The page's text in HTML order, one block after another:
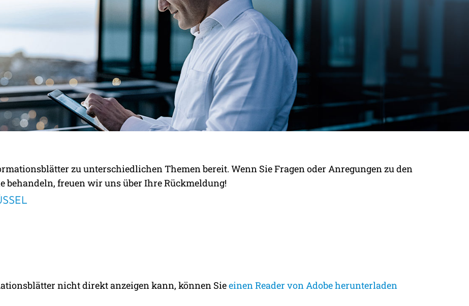
zu unterschiedlichen Themen bereit. Wenn Sie Fragen oder Anregungen zu den
behandeln, freuen wir uns über Ihre Rückmeldung!
nicht direkt anzeigen kann, können Sieeinen Reader von Adobe herunterladen